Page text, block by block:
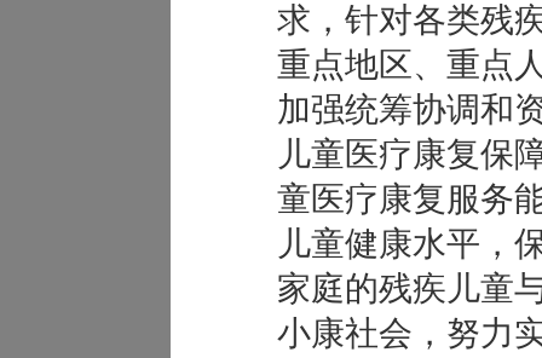
求，针对各类残
重点地区、重点
加强统筹协调和
儿童医疗康复保
童医疗康复服务
儿童健康水平，
家庭的残疾儿童
小康社会，努力